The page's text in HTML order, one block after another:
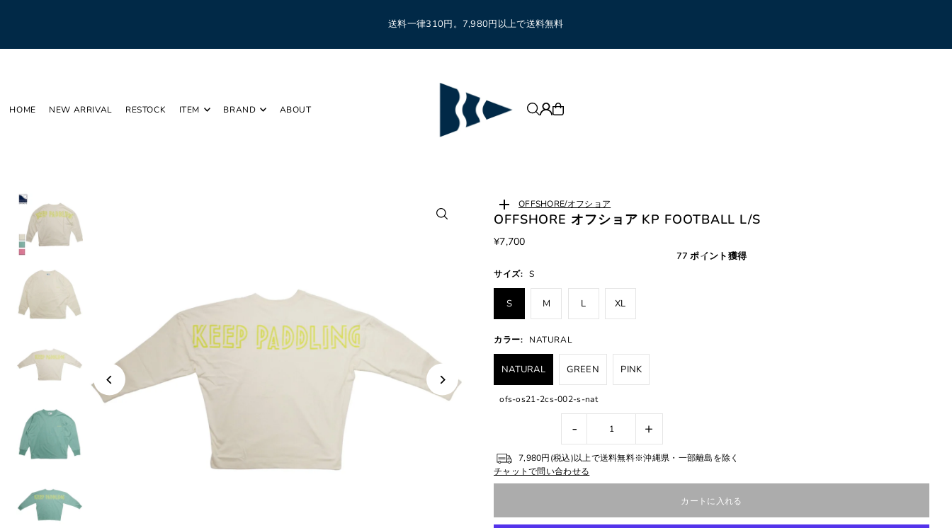
送料一律310円。7,980円以上で送料無料
HOME NEW ARRIVAL RESTOCK ITEM BRAND ABOUT
OFFSHORE/オフショア
OFFSHORE オフショア KP FOOTBALL L/S
¥7,700
77 ポイント獲得
サイズ: S
S M L XL
カラー: NATURAL
NATURAL GREEN PINK
ofs-os21-2cs-002-s-nat
- +
7,980円(税込)以上で送料無料※沖縄県・一部離島を除く
チャットで問い合わせる